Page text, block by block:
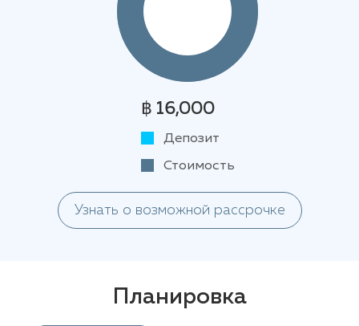
฿ 16,000
Депозит
Стоимость
Узнать о возможной рассрочке
Планировка